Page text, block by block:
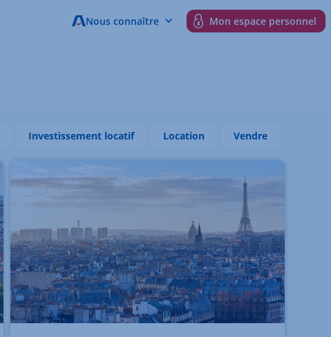
Nous connaître Mon espace personnel
Investissement locatif Location Vendre